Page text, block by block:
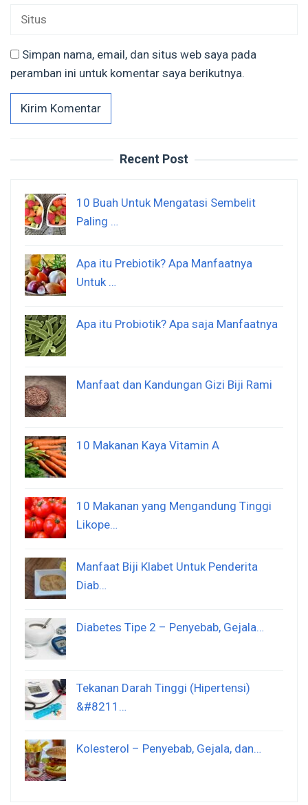
Simpan nama, email, dan situs web saya pada
peramban ini untuk komentar saya berikutnya.
Recent Post
10 Buah Untuk Mengatasi Sembelit
Paling …
Apa itu Prebiotik? Apa Manfaatnya
Untuk …
Apa itu Probiotik? Apa saja Manfaatnya
Manfaat dan Kandungan Gizi Biji Rami
10 Makanan Kaya Vitamin A
10 Makanan yang Mengandung Tinggi
Likope…
Manfaat Biji Klabet Untuk Penderita
Diab…
Diabetes Tipe 2 – Penyebab, Gejala…
Tekanan Darah Tinggi (Hipertensi)
&#8211…
Kolesterol – Penyebab, Gejala, dan…